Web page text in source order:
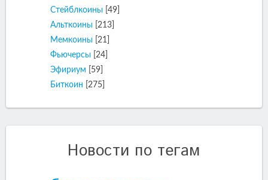
Стейблкоины [49]
Альткоины [213]
Мемкоины [21]
Фьючерсы [24]
Эфириум
[59]
Биткоин
[275]
Новости по тегам